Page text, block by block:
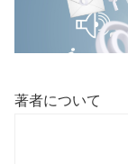
著者について